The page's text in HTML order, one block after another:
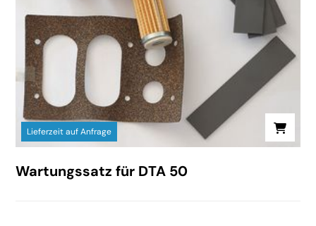
Lieferzeit auf Anfrage
Wartungssatz für DTA 50